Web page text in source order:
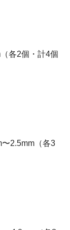
各2個・計4個
2.5mm（各3